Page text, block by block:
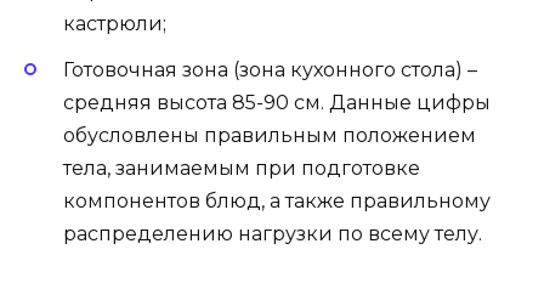
кастрюли;
Готовочная зона (зона кухонного стола) –
средняя высота 85-90 см. Данные цифры
обусловлены правильным положением
тела, занимаемым при подготовке
компонентов блюд, а также правильному
распределению нагрузки по всему телу.